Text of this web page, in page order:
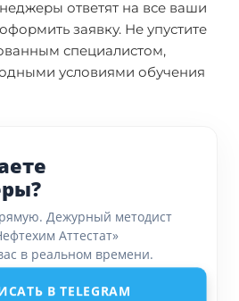
ответят на все ваши
заявку. Не упустите
специалистом,
условиями обучения
Дежурный методист
Аттестат»
в реальном времени.
В TELEGRAM